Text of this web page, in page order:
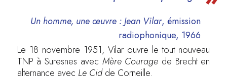
Un homme, une œuvre : Jean Vilar, émission
radiophonique, 1966
Le 18 novembre 1951, Vilar ouvre le tout nouveau
TNP à Suresnes avec Mère Courage de Brecht en
alternance avec Le Cidde Corneille.